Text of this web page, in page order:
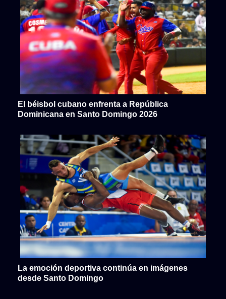
El béisbol cubano enfrenta a República
Dominicana en Santo Domingo 2026
La emoción deportiva continúa en imágenes
desde Santo Domingo